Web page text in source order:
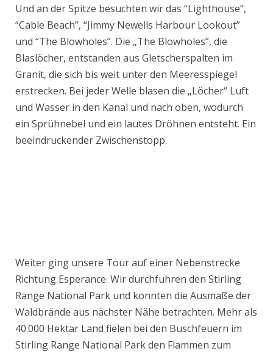
Und an der Spitze besuchten wir das “Lighthouse”,
“Cable Beach”, “Jimmy Newells Harbour Lookout”
und “The Blowholes”. Die „The Blowholes”, die
Blaslöcher, entstanden aus Gletscherspalten im
Granit, die sich bis weit unter den Meeresspiegel
erstrecken. Bei jeder Welle blasen die „Löcher“ Luft
und Wasser in den Kanal und nach oben, wodurch
ein Sprühnebel und ein lautes Dröhnen entsteht. Ein
beeindruckender Zwischenstopp.
Weiter ging unsere Tour auf einer Nebenstrecke
Richtung Esperance. Wir durchfuhren den Stirling
Range National Park und konnten die Ausmaße der
Waldbrände aus nächster Nähe betrachten. Mehr als
40.000 Hektar Land fielen bei den Buschfeuern im
Stirling Range National Park den Flammen zum